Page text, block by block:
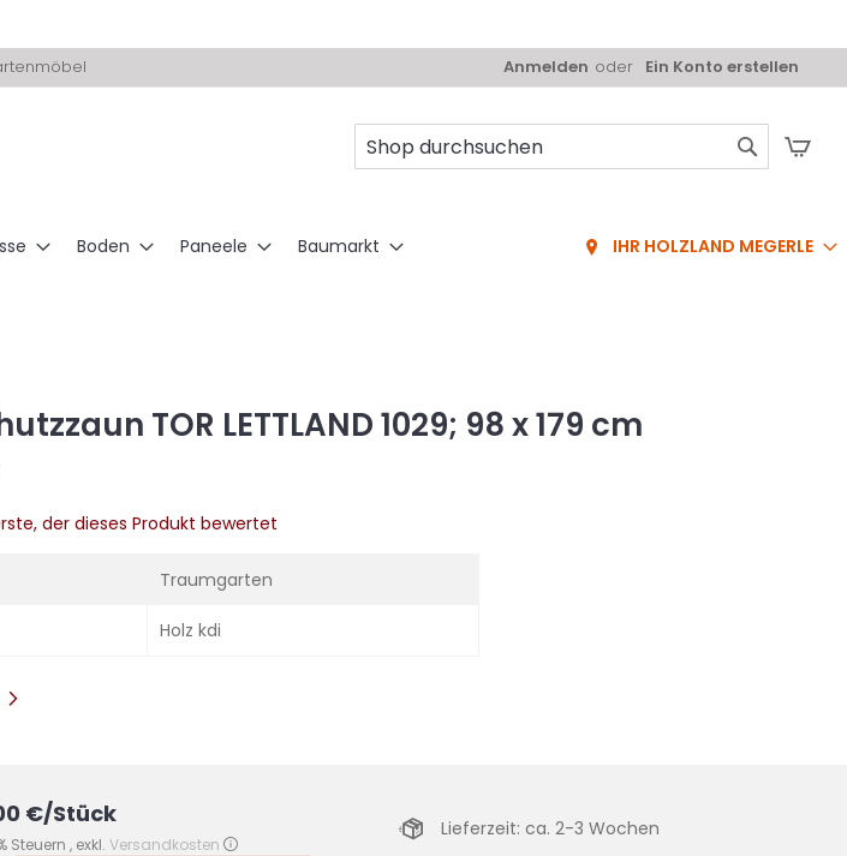
Anmelden Ein Konto erstellen
Boden Paneele Baumarkt IHR HOLZLAND MEGERLE
TOR LETTLAND 1029; 98 x 179 cm
der dieses Produkt bewertet
Traumgarten
Holz kdi
€/Stück
Steuern , exkl. Versandkosten
Lieferzeit: ca. 2-3 Wochen